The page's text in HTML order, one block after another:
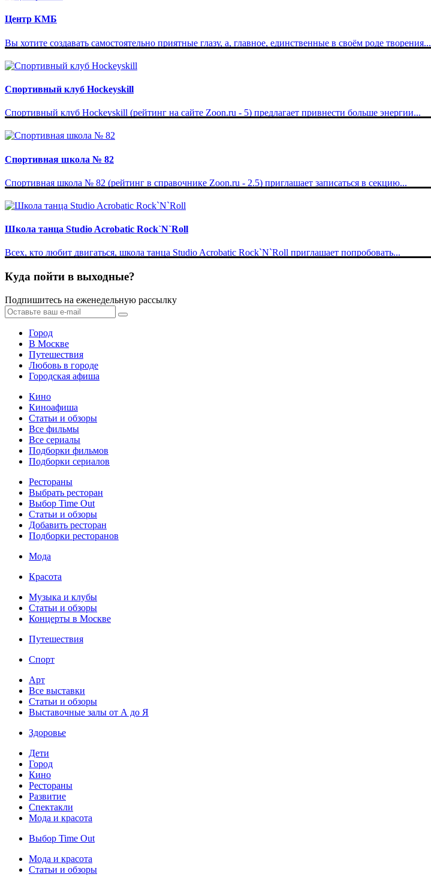
Центр КМБ
Вы хотите создавать самостоятельно приятные глазу, а, главное, единственные в своём роде творения...
Спортивный клуб Hockeyskill
Спортивный клуб Hockeyskill (рейтинг на сайте Zoon.ru - 5) предлагает привнести больше энергии...
Спортивная школа № 82
Спортивная школа № 82 (рейтинг в справочнике Zoon.ru - 2.5) приглашает записаться в секцию...
Школа танца Studio Acrobatic Rock`N`Roll
Всех, кто любит двигаться, школа танца Studio Acrobatic Rock`N`Roll приглашает попробовать...
Куда пойти в выходные?
Подпишитесь на еженедельную рассылку
Город
В Москве
Путешествия
Любовь в городе
Городская афиша
Кино
Киноафиша
Статьи и обзоры
Все фильмы
Все сериалы
Подборки фильмов
Подборки сериалов
Рестораны
Выбрать ресторан
Выбор Time Out
Статьи и обзоры
Добавить ресторан
Подборки ресторанов
Мода
Красота
Музыка и клубы
Статьи и обзоры
Концерты в Москве
Путешествия
Спорт
Арт
Все выставки
Статьи и обзоры
Выставочные залы от А до Я
Здоровье
Дети
Город
Кино
Рестораны
Развитие
Спектакли
Мода и красота
Выбор Time Out
Мода и красота
Статьи и обзоры